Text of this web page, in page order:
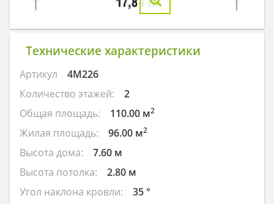
Технические характеристики
Артикул
4M226
Количество этажей:
2
Общая площадь:
110.00 м2
Жилая площадь: 96.00 м2
Высота дома:
7.60 м
Высота потолка:
2.80 м
Угол наклона кровли:
35 °